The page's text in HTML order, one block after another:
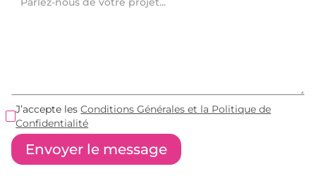
J’accepte lesConditions Générales et la Politique de
Confidentialité